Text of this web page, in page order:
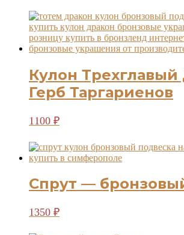
Кулон Трехглавый
Герб Таргариенов
1100 ₽
Спрут —
1350 ₽